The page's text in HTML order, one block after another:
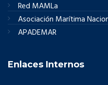
Red MAMLa
Asociación Marítima
APADEMAR
Enlaces Internos